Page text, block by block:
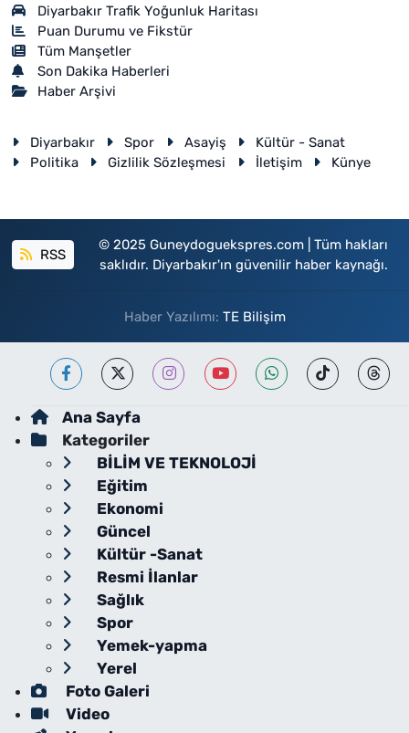
Diyarbakır Trafik Yoğunluk Haritası
Puan Durumu ve Fikstür
Tüm Manşetler
Son Dakika Haberleri
Haber Arşivi
Diyarbakır Spor Asayiş
Kültür - Sanat
Politika
Gizlilik Sözleşmesi İletişim Künye
RSS
© 2025 Guneydoguekspres.com | Tüm hakları
saklıdır. Diyarbakır'ın güvenilir haber kaynağı.
Haber Yazılımı: TE Bilişim
Ana Sayfa
Kategoriler
BİLİM VE TEKNOLOJİ
Eğitim
Ekonomi
Güncel
Kültür -Sanat
Resmi İlanlar
Sağlık
Spor
Yemek-yapma
Yerel
Foto Galeri
Video